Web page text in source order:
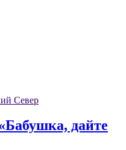
Север
дайте